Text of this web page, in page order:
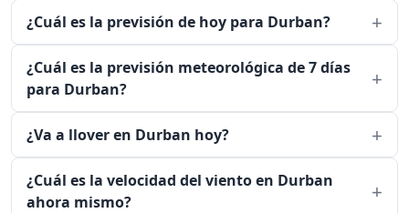
¿Cuál es la previsión de hoy para Durban?
¿Cuál es la previsión meteorológica de 7 días
para Durban?
¿Va a llover en Durban hoy?
¿Cuál es la velocidad del viento en Durban
ahora mismo?